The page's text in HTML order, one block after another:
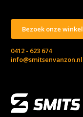
Bezoek onze winkel
0412 - 623 674
info@smitsenvanzon.nl